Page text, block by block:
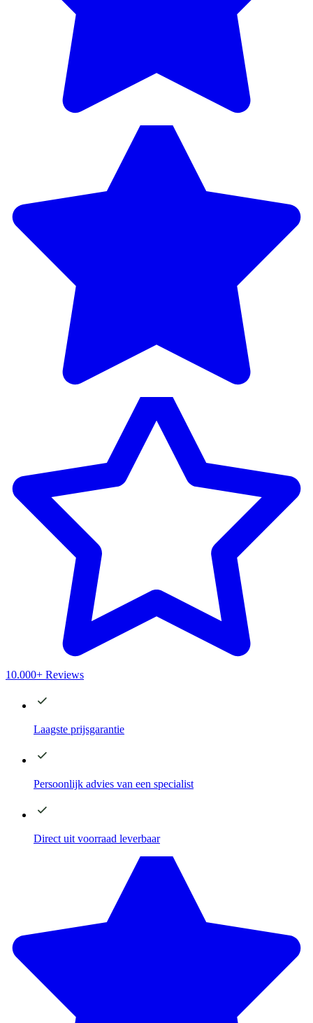
10.000+ Reviews
Laagste prijsgarantie
Persoonlijk advies van een specialist
Direct uit voorraad leverbaar